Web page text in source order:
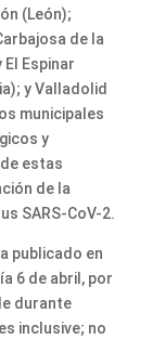
(León);
de la
El Espinar
y Valladolid
municipales
y
estas
de la
SARS-CoV-2.
publicado en
6 de abril, por
durante
inclusive; no